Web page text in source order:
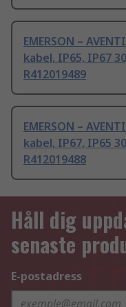
EMERSON –
kabel, IP65, IP67
R412019489
EMERSON –
kabel, IP67, IP65
R412019488
Håll dig
senaste
E-postadress